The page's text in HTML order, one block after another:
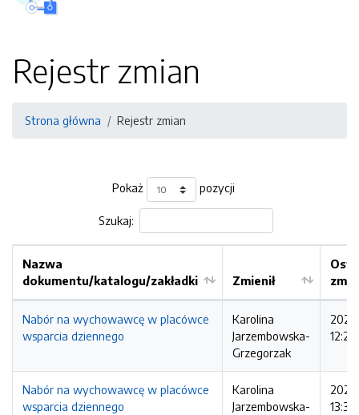
Rejestr zmian
Strona główna Rejestr zmian
Pokaż pozycji
Szukaj:
Nazwa
dokumentu/katalogu/zakładki
Zmienił
Nabór na wychowawcę w placówce
wsparcia dziennego
Karolina
Jarzembowska-
Grzegorzak
Nabór na wychowawcę w placówce
wsparcia dziennego
Karolina
Jarzembowska-